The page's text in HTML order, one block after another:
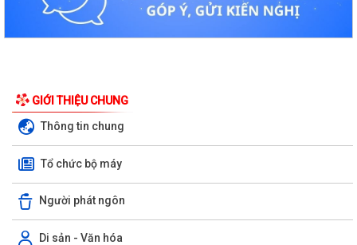
GIỚI THIỆU CHUNG
Thông tin chung
Tổ chức bộ máy
Người phát ngôn
Di sản - Văn hóa